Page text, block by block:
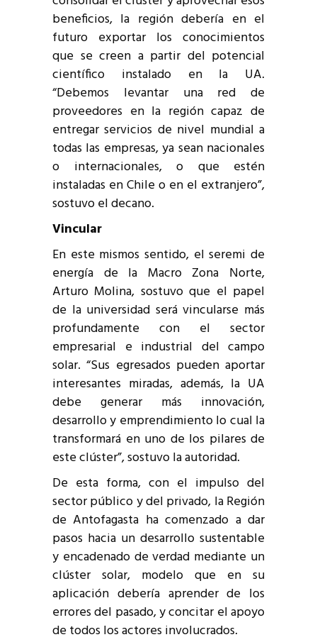
beneficios, la región debería en el
futuro exportar los conocimientos
que se creen a partir del potencial
científico instalado en la UA.
“Debemos levantar una red de
proveedores en la región capaz de
entregar servicios de nivel mundial a
todas las empresas, ya sean nacionales
o internacionales, o que estén
instaladas en Chile o en el extranjero”,
sostuvo el decano.
Vincular
En este mismos sentido, el seremi de
energía de la Macro Zona Norte,
Arturo Molina, sostuvo que el papel
de la universidad será vincularse más
profundamente con el sector
empresarial e industrial del campo
solar. “Sus egresados pueden aportar
interesantes miradas, además, la UA
debe generar más innovación,
desarrollo y emprendimiento lo cual la
transformará en uno de los pilares de
este clúster”, sostuvo la autoridad.
De esta forma, con el impulso del
sector público y del privado, la Región
de Antofagasta ha comenzado a dar
pasos hacia un desarrollo sustentable
y encadenado de verdad mediante un
clúster solar, modelo que en su
aplicación debería aprender de los
errores del pasado, y concitar el apoyo
de todos los actores involucrados.